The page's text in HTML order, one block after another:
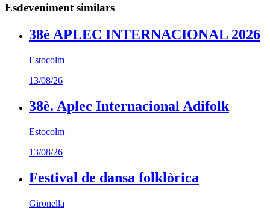
Esdeveniment similars
38è APLEC INTERNACIONAL 2026
Estocolm
13/08/26
38è. Aplec Internacional Adifolk
Estocolm
13/08/26
Festival de dansa folklòrica
Gironella